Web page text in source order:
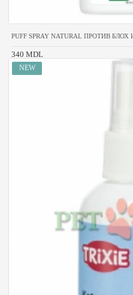
PUFF SPRAY NATURAL ПРОТИВ
340 MDL